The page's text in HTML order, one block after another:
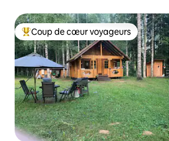
Coups de cœur voyageurs les plus
Coup de cœur voyageurs